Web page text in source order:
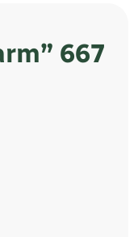
667